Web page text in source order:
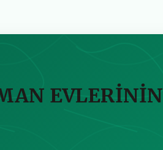
EVLERİNİN